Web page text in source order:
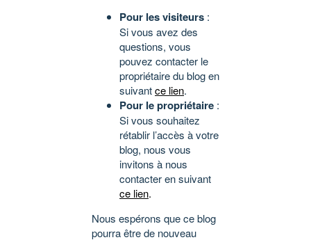
Pour les visiteurs :
Si vous avez des
questions, vous
pouvez contacter le
propriétaire du blog en
suivantce lien.
Pour le propriétaire :
Si vous souhaitez
rétablir l’accès à votre
blog, nous vous
invitons à nous
contacter en suivant
ce lien.
Nous espérons que ce blog
pourra être de nouveau